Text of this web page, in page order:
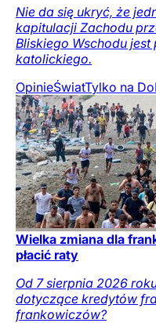
Nie da się ukryć, że
kapitulacji Zachodu
Bliskiego Wschodu jest
katolickiego.
OpinieŚwiatTylko na
Wielka zmiana dla
płacić raty
Od 7 sierpnia 2026
dotyczące kredytów
frankowiczów?